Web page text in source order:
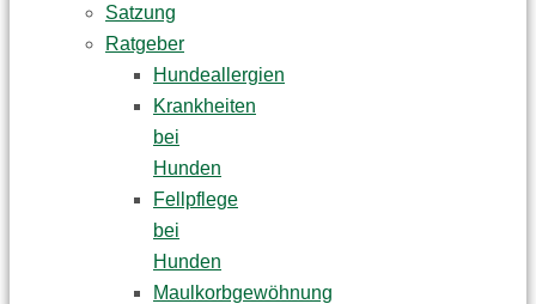
Satzung
Ratgeber
Hundeallergien
Krankheiten
bei
Hunden
Fellpflege
bei
Hunden
Maulkorbgewöhnung